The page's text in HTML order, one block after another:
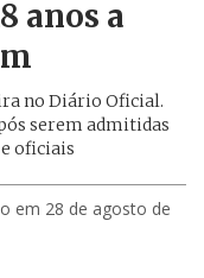
anos a
no Diário Oficial.
serem admitidas
oficiais
em 28 de agosto de